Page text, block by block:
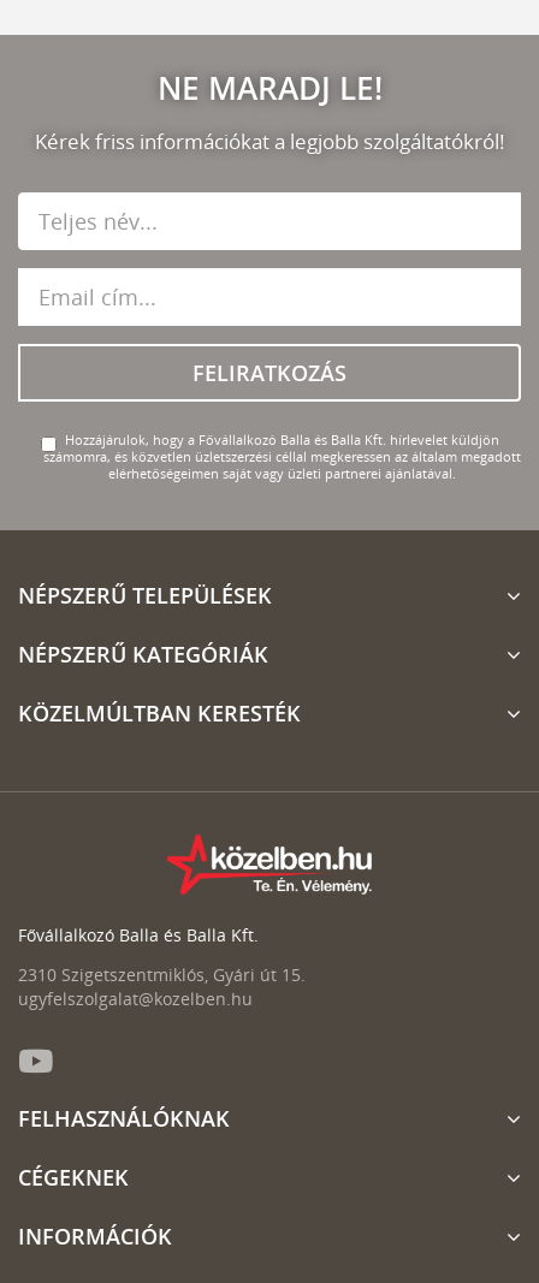
NE MARADJ LE!
Kérek friss információkat a legjobb szolgáltatókról!
FELIRATKOZÁS
Hozzájárulok, hogy a Fővállalkozó Balla és Balla Kft. hírlevelet küldjön
számomra, és közvetlen üzletszerzési céllal megkeressen az általam megadott
elérhetőségeimen saját vagy üzleti partnerei ajánlatával.
NÉPSZERŰ TELEPÜLÉSEK
NÉPSZERŰ KATEGÓRIÁK
KÖZELMÚLTBAN KERESTÉK
Fővállalkozó Balla és Balla Kft.
2310 Szigetszentmiklós, Gyári út 15.
ugyfelszolgalat@kozelben.hu
FELHASZNÁLÓKNAK
CÉGEKNEK
INFORMÁCIÓK